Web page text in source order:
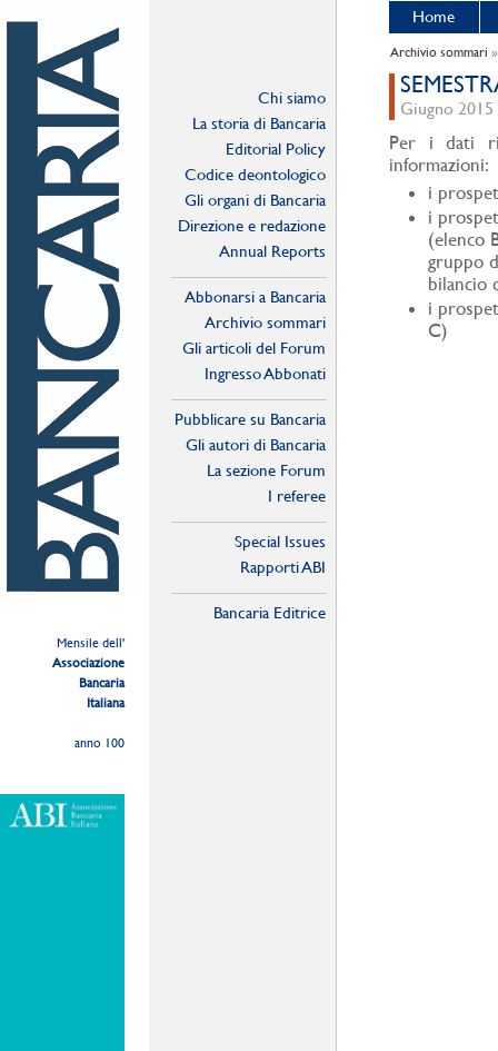
Mensile dell'
Associazione
Bancaria
Italiana
anno 100
Chi siamo
La storia di Bancaria
Editorial Policy
Codice deontologico
Gli organi di Bancaria
Direzione e redazione
Annual Reports
Abbonarsi a Bancaria
Archivio sommari
Gli articoli del Forum
Ingresso Abbonati
Pubblicare su Bancaria
Gli autori di Bancaria
La sezione Forum
I referee
Special Issues
Rapporti ABI
Bancaria Editrice
Home
Archivio sommari
Giugno 2015
Per i dati
informazioni:
i
i
(elenco
gruppo
bilancio
i
C)